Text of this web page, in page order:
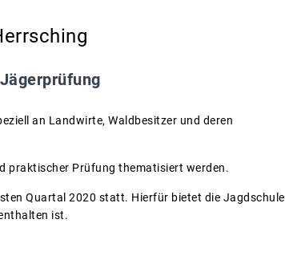
an Landwirte, Waldbesitzer und deren
praktischer Prüfung thematisiert werden.
Quartal 2020 statt. Hierfür bietet die Jagdschule
ist.